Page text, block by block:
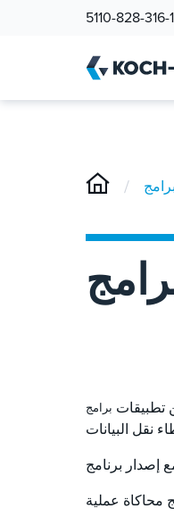
/
تطبيقات